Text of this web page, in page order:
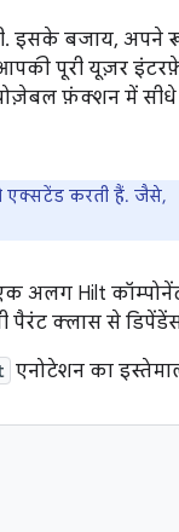
इसके बजाय, अपने
पूरी यूज़र
फ़ंक्शन में सीधे
एक्सटेंड करती हैं. जैसे,
अलग Hilt
क्लास से
एनोटेशन का